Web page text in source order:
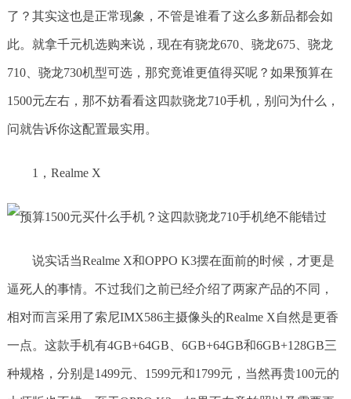
了？其实这也是正常现象，不管是谁看了这么多新品都会如
此。就拿千元机选购来说，现在有骁龙670、骁龙675、骁龙
710、骁龙730机型可选，那究竟谁更值得买呢？如果预算在
1500元左右，那不妨看看这四款骁龙710手机，别问为什么，
问就告诉你这配置最实用。
1，Realme X
说实话当Realme X和OPPO K3摆在面前的时候，才更是
逼死人的事情。不过我们之前已经介绍了两家产品的不同，
相对而言采用了索尼IMX586主摄像头的Realme X自然是更香
一点。这款手机有4GB+64GB、6GB+64GB和6GB+128GB三
种规格，分别是1499元、1599元和1799元，当然再贵100元的